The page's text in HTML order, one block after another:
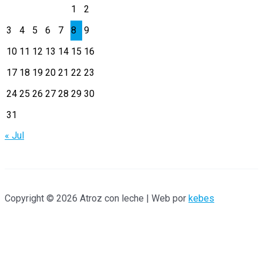
p
o
r
1
2
3
4 5 6 7 8
9
10 11 12 13 14 15 16
17 18 19 20 21 22 23
24 25 26 27 28 29 30
31
« Jul
Copyright © 2026 Atroz con leche | Web por kebes